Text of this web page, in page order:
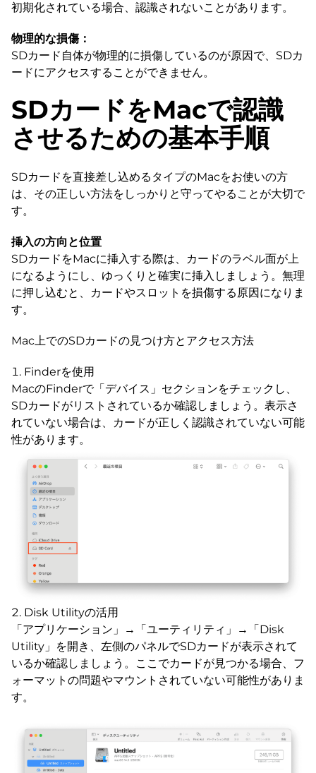
初期化されている場合、認識されないことがあります。
物理的な損傷：
SDカード自体が物理的に損傷しているのが原因で、SDカ
ードにアクセスすることができません。
SDカードをMacで認識
させるための基本手順
SDカードを直接差し込めるタイプのMacをお使いの方
は、その正しい方法をしっかりと守ってやることが大切で
す。
挿入の方向と位置
SDカードをMacに挿入する際は、カードのラベル面が上
になるようにし、ゆっくりと確実に挿入しましょう。無理
に押し込むと、カードやスロットを損傷する原因になりま
す。
Mac上でのSDカードの見つけ方とアクセス方法
Finderを使用
MacのFinderで「デバイス」セクションをチェックし、
SDカードがリストされているか確認しましょう。表示さ
れていない場合は、カードが正しく認識されていない可能
性があります。
Disk Utilityの活用
「アプリケーション」→「ユーティリティ」→「Disk
Utility」を開き、左側のパネルでSDカードが表示されて
いるか確認しましょう。ここでカードが見つかる場合、フ
ォーマットの問題やマウントされていない可能性がありま
す。